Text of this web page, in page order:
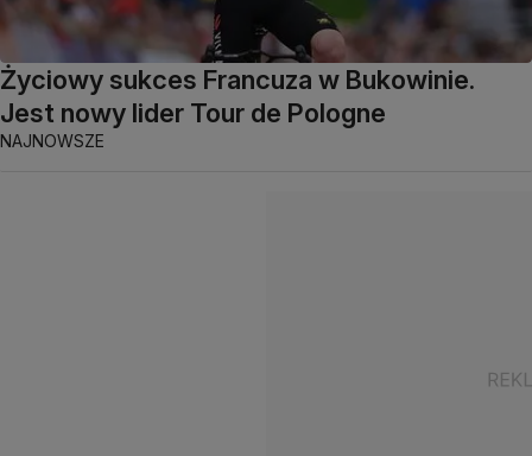
Życiowy sukces Francuza w Bukowinie.
Jest nowy lider Tour de Pologne
NAJNOWSZE